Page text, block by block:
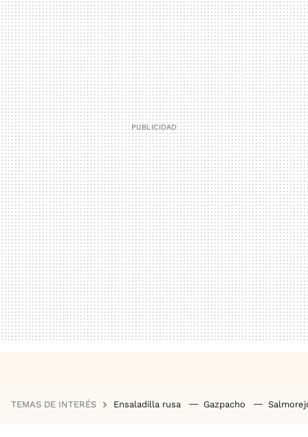
TEMAS DE INTERÉS Ensaladilla rusa Gazpacho